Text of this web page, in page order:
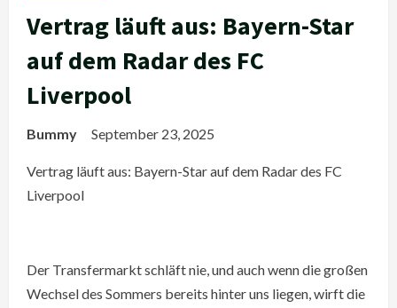
Vertrag läuft aus: Bayern-Star
auf dem Radar des FC
Liverpool
Bummy September 23, 2025
Vertrag läuft aus: Bayern-Star auf dem Radar des FC
Liverpool
Der Transfermarkt schläft nie, und auch wenn die großen
Wechsel des Sommers bereits hinter uns liegen, wirft die